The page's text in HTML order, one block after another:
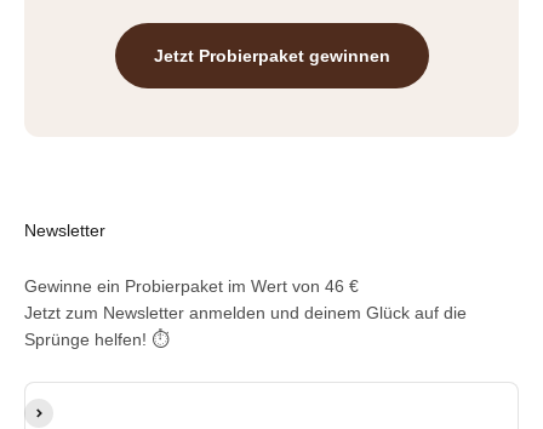
Jetzt Probierpaket gewinnen
Newsletter
Gewinne ein Probierpaket im Wert von 46 €
Jetzt zum Newsletter anmelden und deinem Glück auf die
Sprünge helfen! ⏱️
E-Mail-Adresse
Abonnieren